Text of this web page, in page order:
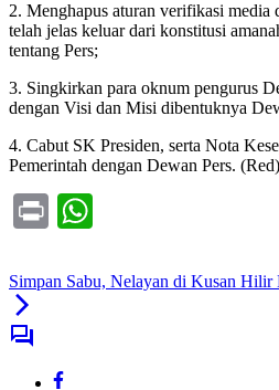
2. Menghapus aturan verifikasi
telah jelas keluar dari konstitusi
tentang Pers;
3. Singkirkan para oknum pengurus
dengan Visi dan Misi dibentuknya
4. Cabut SK Presiden, serta Nota
Pemerintah dengan Dewan Pers. (Red)
Print
Simpan Sabu, Nelayan di Kusan Hilir